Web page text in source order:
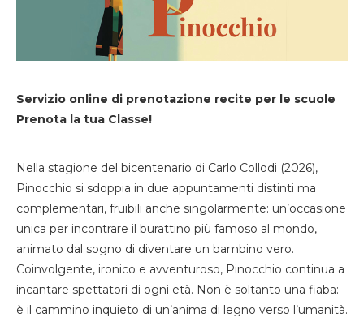
Servizio online di prenotazione recite per le scuole
Prenota la tua Classe!
Nella stagione del bicentenario di Carlo Collodi (2026),
Pinocchio si sdoppia in due appuntamenti distinti ma
complementari, fruibili anche singolarmente: un’occasione
unica per incontrare il burattino più famoso al mondo,
animato dal sogno di diventare un bambino vero.
Coinvolgente, ironico e avventuroso, Pinocchio continua a
incantare spettatori di ogni età. Non è soltanto una fiaba:
è il cammino inquieto di un’anima di legno verso l’umanità.